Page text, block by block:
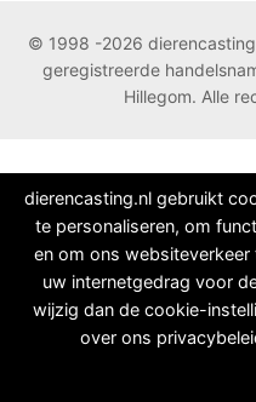
© 1998 -2026
geregistreerde
Hillegom. Alle
dierencasting.nl gebruikt
te personaliseren, om
en om ons websiteverkeer
uw internetgedrag voor
wijzig dan de cookie-
over ons